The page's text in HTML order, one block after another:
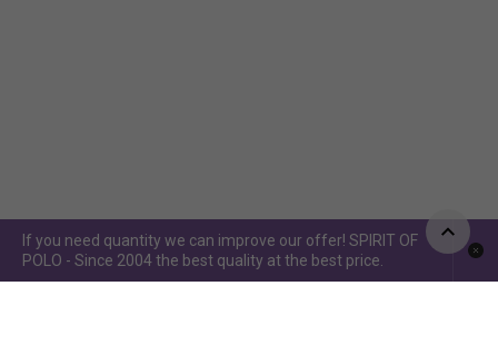
If you need quantity we can improve our offer! SPIRIT OF
POLO - Since 2004 the best quality at the best price.